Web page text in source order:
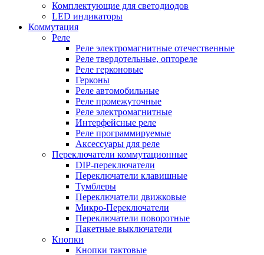
Комплектующие для светодиодов
LED индикаторы
Коммутация
Реле
Реле электромагнитные отечественные
Реле твердотельные, оптореле
Реле герконовые
Герконы
Реле автомобильные
Реле промежуточные
Реле электромагнитные
Интерфейсные реле
Реле программируемые
Аксессуары для реле
Переключатели коммутационные
DIP-переключатели
Переключатели клавишные
Тумблеры
Переключатели движковые
Микро-Переключатели
Переключатели поворотные
Пакетные выключатели
Кнопки
Кнопки тактовые